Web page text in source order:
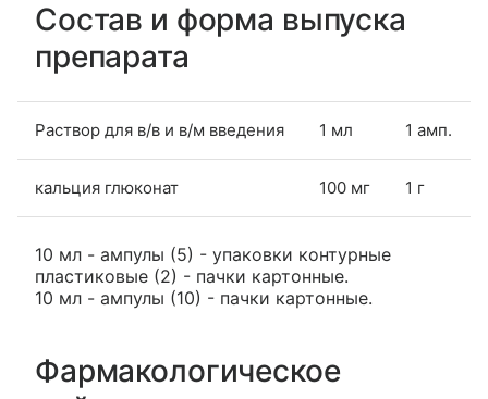
Состав и форма выпуска
препарата
Раствор для в/в и в/м введения 1 мл 1 амп.
кальция глюконат 100 мг 1 г
10 мл - ампулы (5) - упаковки контурные
пластиковые (2) - пачки картонные.
10 мл - ампулы (10) - пачки картонные.
Фармакологическое